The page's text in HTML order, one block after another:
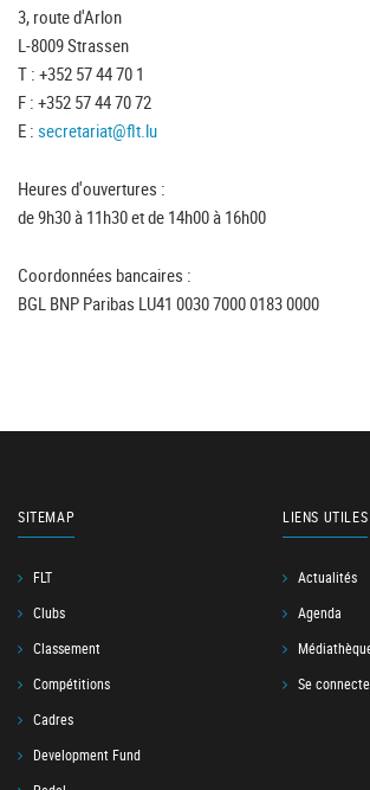
3, route d'Arlon
L-8009 Strassen
T : +352 57 44 70 1
F : +352 57 44 70 72
E : secretariat@flt.lu
Heures d'ouvertures :
de 9h30 à 11h30 et de 14h00 à 16h00
Coordonnées bancaires :
BGL BNP Paribas LU41 0030 7000 0183 0000
SITEMAP
FLT
Clubs
Classement
Compétitions
Cadres
Development Fund
LIENS UTILES
Actualités
Agenda
Se